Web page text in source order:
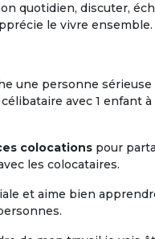
quotidien, discuter,
le vivre ensemble.
une personne
avec 1 enfant
colocations pour
les colocataires.
et aime bien